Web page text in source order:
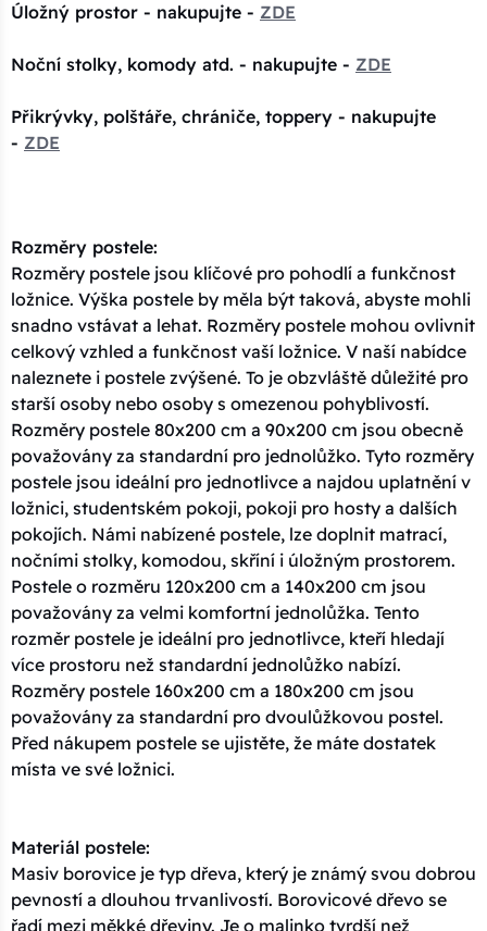
Úložný prostor - nakupujte - ZDE
Noční stolky, komody atd. - nakupujte - ZDE
Přikrývky, polštáře, chrániče, toppery - nakupujte
- ZDE
Rozměry postele:
Rozměry postele jsou klíčové pro pohodlí a funkčnost
ložnice. Výška postele by měla být taková, abyste mohli
snadno vstávat a lehat. Rozměry postele mohou ovlivnit
celkový vzhled a funkčnost vaší ložnice. V naší nabídce
naleznete i postele zvýšené. To je obzvláště důležité pro
starší osoby nebo osoby s omezenou pohyblivostí.
Rozměry postele 80x200 cm a 90x200 cm jsou obecně
považovány za standardní pro jednolůžko. Tyto rozměry
postele jsou ideální pro jednotlivce a najdou uplatnění v
ložnici, studentském pokoji, pokoji pro hosty a dalších
pokojích. Námi nabízené postele, lze doplnit matrací,
nočními stolky, komodou, skříní i úložným prostorem.
Postele o rozměru 120x200 cm a 140x200 cm jsou
považovány za velmi komfortní jednolůžka. Tento
rozměr postele je ideální pro jednotlivce, kteří hledají
více prostoru než standardní jednolůžko nabízí.
Rozměry postele 160x200 cm a 180x200 cm jsou
považovány za standardní pro dvoulůžkovou postel.
Před nákupem postele se ujistěte, že máte dostatek
místa ve své ložnici.
Materiál postele:
Masiv borovice je typ dřeva, který je známý svou dobrou
pevností a dlouhou trvanlivostí. Borovicové dřevo se
řadí mezi měkké dřeviny. Je o malinko tvrdší než